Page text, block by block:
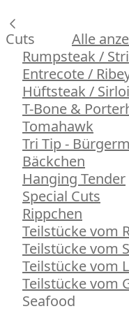
Cuts Alle
Rumpsteak /
Entrecote /
Hüftsteak /
T-Bone &
Tomahawk
Tri Tip -
Bäckchen
Hanging Tender
Special Cuts
Rippchen
Teilstücke vom
Teilstücke vom
Teilstücke vom
Teilstücke vom
Seafood